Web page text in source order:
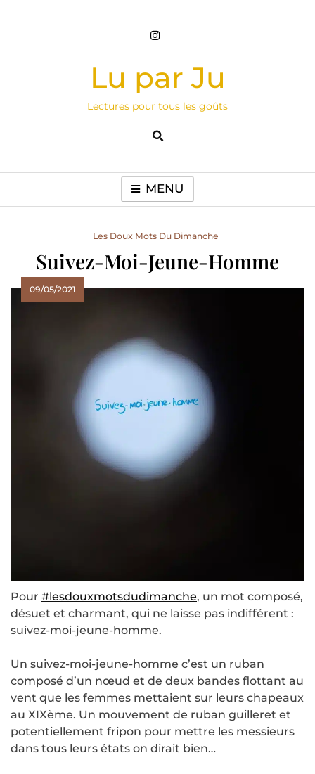
Lu par Ju
Lectures pour tous les goûts
MENU
Les Doux Mots Du Dimanche
Suivez-Moi-Jeune-Homme
09/05/2021
Pour #lesdouxmotsdudimanche, un mot composé,
désuet et charmant, qui ne laisse pas indifférent :
suivez-moi-jeune-homme.
Un suivez-moi-jeune-homme c’est un ruban
composé d’un nœud et de deux bandes flottant au
vent que les femmes mettaient sur leurs chapeaux
au XIXème. Un mouvement de ruban guilleret et
potentiellement fripon pour mettre les messieurs
dans tous leurs états on dirait bien…